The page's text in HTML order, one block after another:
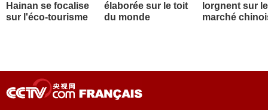
Hainan se focalise
sur l'éco-tourisme
élaborée sur le toit
du monde
lorgnent sur le
marché